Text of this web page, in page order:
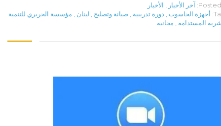
Posted آخر الأخبار
الأخبار
أجهزة الحاسوب دورة تدريبية صيانة وتصليح لبنان
مؤسسة الحريري للتنمية
المستدامة
مجانية